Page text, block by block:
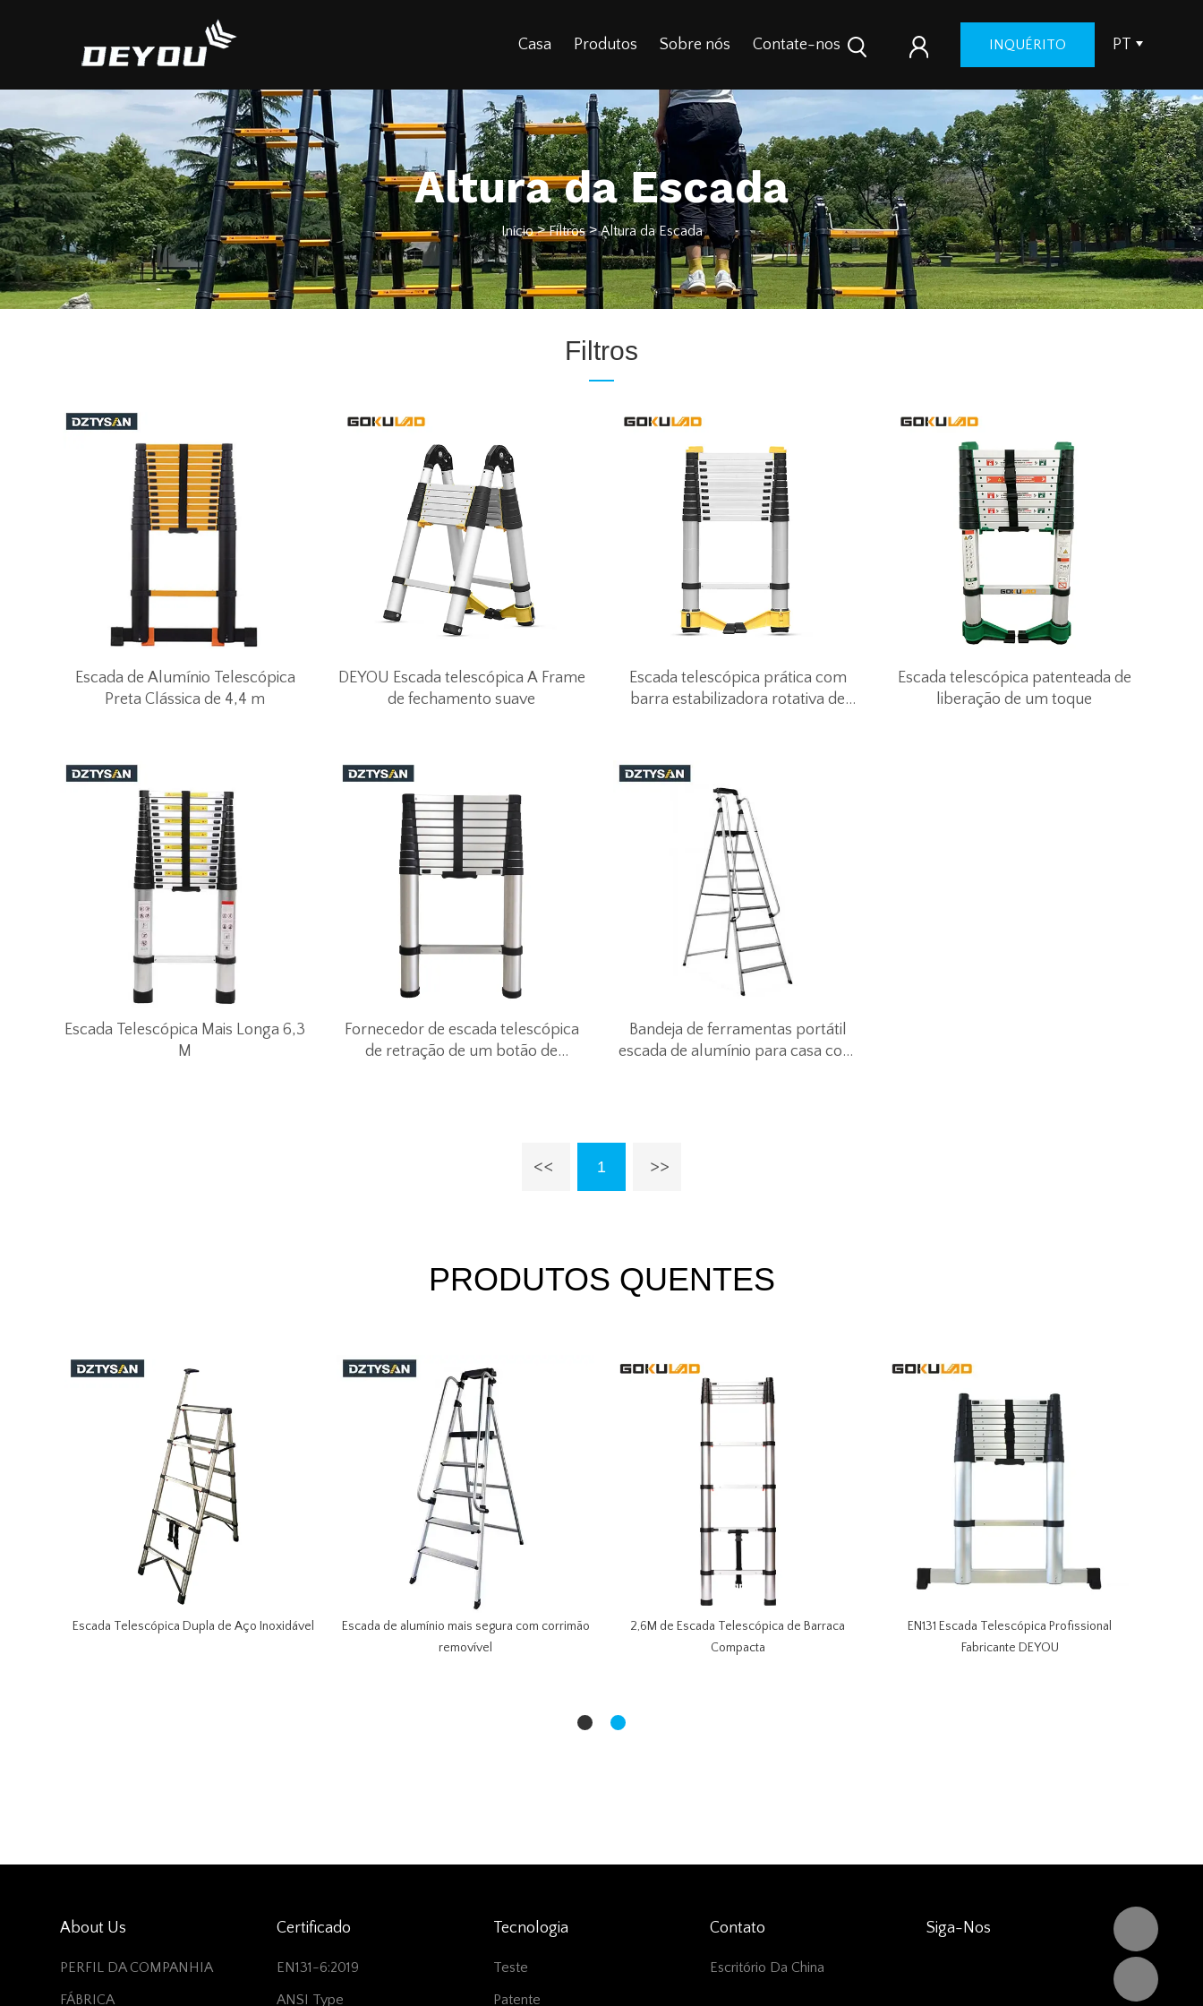
Casa Produtos Sobre nós Contate-nos INQUÉRITO PT
Altura da Escada
Início>Filtros>Altura da Escada
Filtros
Escada de Alumínio Telescópica
Preta Clássica de 4,4 m
DEYOU Escada telescópica A Frame
de fechamento suave
Escada telescópica prática com
barra estabilizadora rotativa de
Escada telescópica patenteada de
liberação de um toque
Escada Telescópica Mais Longa 6,3
M
Fornecedor de escada telescópica
de retração de um botão de
Bandeja de ferramentas portátil
escada de alumínio para casa com
1
PRODUTOS QUENTES
Escada Telescópica Dupla de Aço Inoxidável
Escada de alumínio mais segura com corrimão
removível
2,6M de Escada Telescópica de Barraca
Compacta
EN131 Escada Telescópica Profissional
Fabricante DEYOU
About Us
PERFIL DA COMPANHIA
FÁBRICA
Certificado
EN131-6:2019
ANSI Type
Tecnologia
Teste
Patente
Contato
Escritório Da China
Siga-Nos